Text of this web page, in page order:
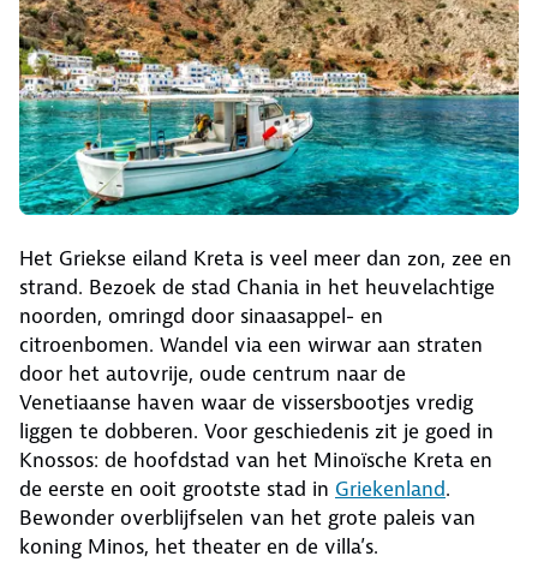
Het Griekse eiland Kreta is veel meer dan zon, zee en
strand. Bezoek de stad Chania in het heuvelachtige
noorden, omringd door sinaasappel- en
citroenbomen. Wandel via een wirwar aan straten
door het autovrije, oude centrum naar de
Venetiaanse haven waar de vissersbootjes vredig
liggen te dobberen. Voor geschiedenis zit je goed in
Knossos: de hoofdstad van het Minoïsche Kreta en
de eerste en ooit grootste stad in Griekenland.
Bewonder overblijfselen van het grote paleis van
koning Minos, het theater en de villa’s.